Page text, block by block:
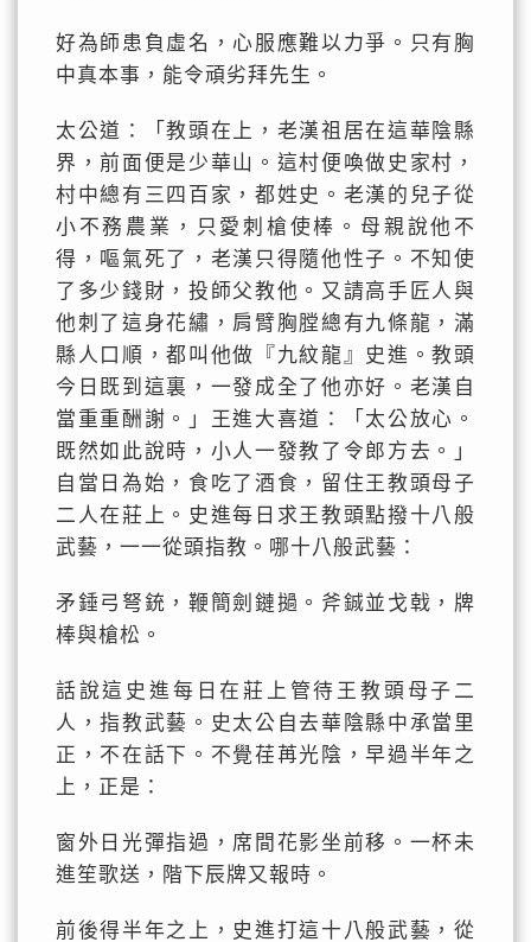
好為師患負虛名，心服應難以力爭。只有胸
中真本事，能令頑劣拜先生。
太公道：「教頭在上，老漢祖居在這華陰縣
界，前面便是少華山。這村便喚做史家村，
村中總有三四百家，都姓史。老漢的兒子從
小不務農業，只愛刺槍使棒。母親說他不
得，嘔氣死了，老漢只得隨他性子。不知使
了多少錢財，投師父教他。又請高手匠人與
他刺了這身花繡，肩臂胸膛總有九條龍，滿
縣人口順，都叫他做『九紋龍』史進。教頭
今日既到這裏，一發成全了他亦好。老漢自
當重重酬謝。」王進大喜道：「太公放心。
既然如此說時，小人一發教了令郎方去。」
自當日為始，食吃了酒食，留住王教頭母子
二人在莊上。史進每日求王教頭點撥十八般
武藝，一一從頭指教。哪十八般武藝：
矛錘弓弩銃，鞭簡劍鏈撾。斧鋮並戈戟，牌
棒與槍松。
話說這史進每日在莊上管待王教頭母子二
人，指教武藝。史太公自去華陰縣中承當里
正，不在話下。不覺荏苒光陰，早過半年之
上，正是：
窗外日光彈指過，席間花影坐前移。一杯未
進笙歌送，階下辰牌又報時。
前後得半年之上，史進打這十八般武藝，從